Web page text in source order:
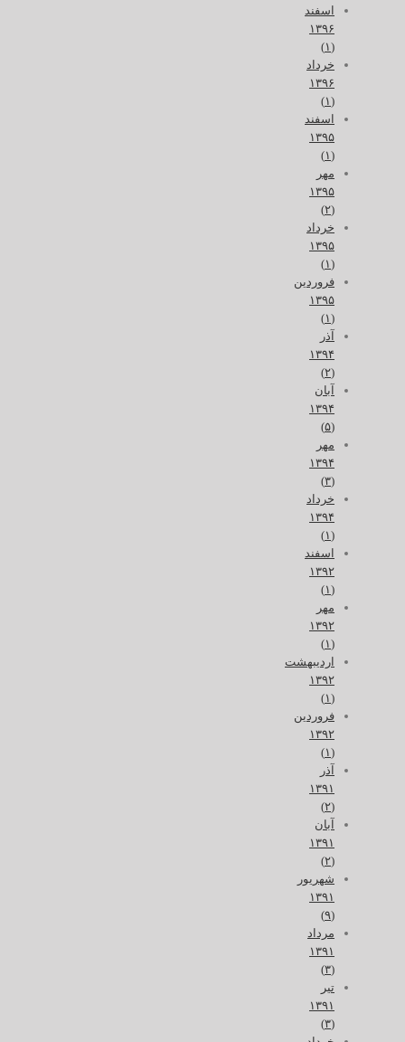
اسفند
۱۳۹۶
(۱)
خرداد
۱۳۹۶
(۱)
اسفند
۱۳۹۵
(۱)
مهر
۱۳۹۵
(۲)
خرداد
۱۳۹۵
(۱)
فروردین
۱۳۹۵
(۱)
آذر
۱۳۹۴
(۲)
آبان
۱۳۹۴
(۵)
مهر
۱۳۹۴
(۳)
خرداد
۱۳۹۴
(۱)
اسفند
۱۳۹۲
(۱)
مهر
۱۳۹۲
(۱)
اردیبهشت
۱۳۹۲
(۱)
فروردین
۱۳۹۲
(۱)
آذر
۱۳۹۱
(۲)
آبان
۱۳۹۱
(۲)
شهریور
۱۳۹۱
(۹)
مرداد
۱۳۹۱
(۳)
تیر
۱۳۹۱
(۳)